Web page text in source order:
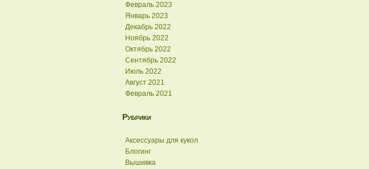
Февраль 2023
Январь 2023
Декабрь 2022
Ноябрь 2022
Октябрь 2022
Сентябрь 2022
Июль 2022
Август 2021
Февраль 2021
Рубрики
Аксессуары для кукол
Блогинг
Вышивка